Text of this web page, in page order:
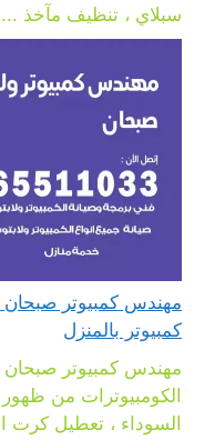
سبلاي ، تنظيف مآخذ ...
كمبيوتر بالمنزل
مهندس كمبيوتر
الكومبيوترات من
السوداء ، تعطيل كرت